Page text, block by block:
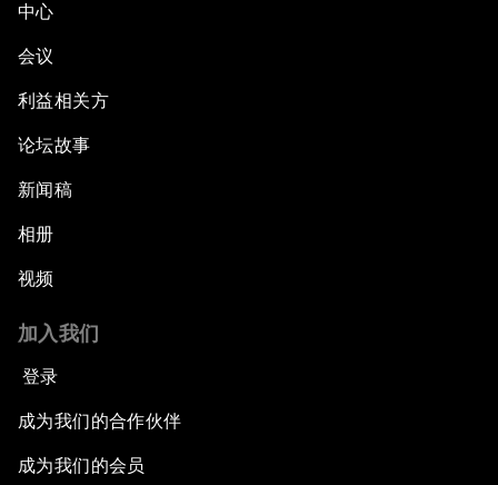
中心
会议
利益相关方
论坛故事
新闻稿
相册
视频
加入我们
登录
成为我们的合作伙伴
成为我们的会员